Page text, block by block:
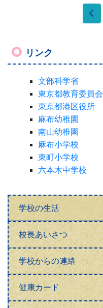
リンク
文部科学省
東京都教育委員会
東京都港区役所
麻布幼稚園
南山幼稚園
麻布小学校
東町小学校
六本木中学校
学校の生活
校長あいさつ
学校からの連絡
健康カード